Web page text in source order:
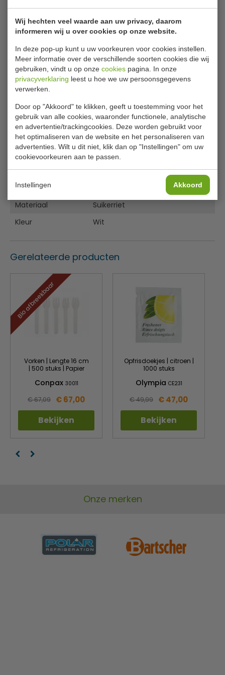
Wij hechten veel waarde aan uw privacy, daarom
informeren wij u over cookies op onze website.
In deze pop-up kunt u uw voorkeuren voor cookies instellen.
Meer informatie over de verschillende soorten cookies die wij
gebruiken, vindt u op onze cookies pagina. In onze
privacyverklaring leest u hoe we uw persoonsgegevens
verwerken.
Door op "Akkoord" te klikken, geeft u toestemming voor het
gebruik van alle cookies, waaronder functionele, analytische
en advertentie/trackingcookies. Deze worden gebruikt voor
het optimaliseren van de website en het personaliseren van
advertenties. Wilt u dit niet, klik dan op "Instellingen" om uw
cookievoorkeuren aan te passen.
Instellingen Akkoord
23 x 8 cm
Handige lunchboxen van suikerriet zijn smaakneutraal,
Deze lunchbox is perfect voor het meenemen van
loempias.
De verpakking is magnetronbestendig tot 200 graden
(maximaal 5 minuten) en geschikt voor gebruik in de
vriezer tot -25 graden. Suikerriet is een hernieuwbare
grondstof waardoor het composteerbaar is volgens
EN13432 en recyclebaar.Lees meer
Specificaties
Nummer
P88012
Aantal
5 x 25 stuks
L x B x H
Materiaal
Suikerriet
Kleur
Wit
Gerelateerde producten
Bio afbreekbaar
Vorken | Lengte 16 cm
| 500 stuks | Papier
Conpax 30011
€ 67,09 € 67,00
Bekijken
Opfrisdoekjes | citroen |
1000 stuks
Olympia CE231
€ 49,99 € 47,00
Bekijken
Onze merken